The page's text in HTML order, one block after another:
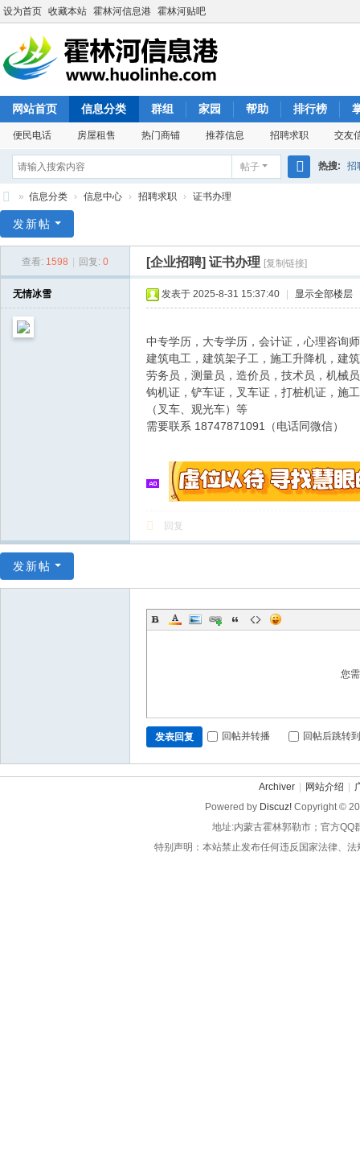
设为首页 收藏本站 霍林河信息港 霍林河贴吧
网站首页 信息分类 群组 家园 帮助 排行榜
便民电话 房屋租售 热门商铺 推荐信息 招聘求职 交友
帖子 热搜: 招
林
» 信息分类 › 信息中心 › 招聘求职 › 证书办理
发新帖
查看: 1598 回复: 0 [企业招聘] 证书办理 [复制链接]
无情冰雪 发表于 2025-8-31 15:37:40 显示全部楼层
中专学历，大专学历，会计证，心理咨询
建筑电工，建筑架子工，施工升降机，建
劳务员，测量员，造价员，技术员，机械员
钩机证，铲车证，叉车证，打桩机证，施
（叉车、观光车）等
需要联系 18747871091（电话同微信）
回复
发新帖
您
发表回复 回帖并转播 回帖后跳转
Archiver 网站介绍
Powered by Discuz! Copyright ©
地址:内蒙古霍林郭勒市；官方QQ
特别声明：本站禁止发布任何违反国家法律、